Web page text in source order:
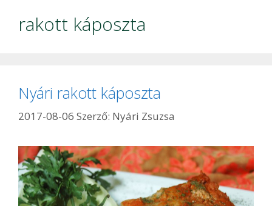
rakott káposzta
Nyári rakott káposzta
2017-08-06 Szerző: Nyári Zsuzsa